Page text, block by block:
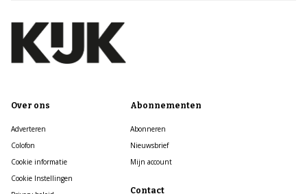
Over ons
Adverteren
Colofon
Cookie informatie
Cookie Instellingen
Abonnementen
Abonneren
Nieuwsbrief
Mijn account
Contact